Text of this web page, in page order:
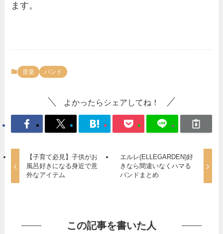
ます。
音楽 バンド
よかったらシェアしてね！
【子育て必見】子供がお
風呂好きになる身近で意
外なアイテム
エルレ(ELLEGARDEN)好
きなら間違いなくハマる
バンドまとめ
この記事を書いた人